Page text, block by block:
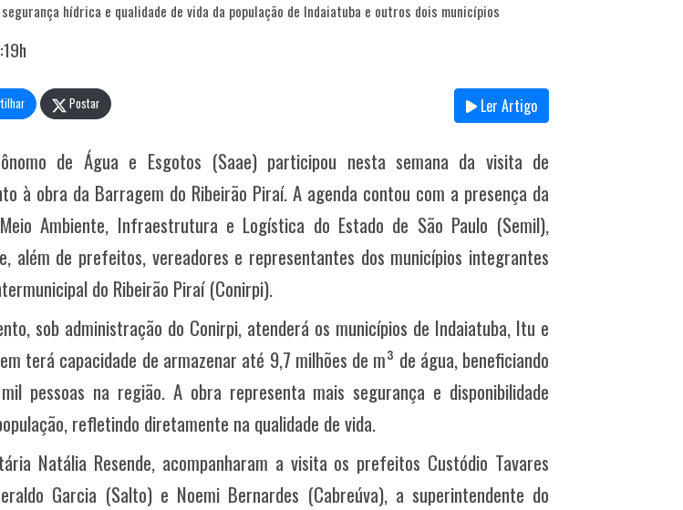
hídrica e qualidade de vida da população de Indaiatuba e outros dois municípios
Postar Ler Artigo
de Água e Esgotos (Saae) participou nesta semana da visita de
à obra da Barragem do Ribeirão Piraí. A agenda contou com a presença da
Ambiente, Infraestrutura e Logística do Estado de São Paulo (Semil),
além de prefeitos, vereadores e representantes dos municípios integrantes
do Ribeirão Piraí (Conirpi).
sob administração do Conirpi, atenderá os municípios de Indaiatuba, Itu e
terá capacidade de armazenar até 9,7 milhões de m³ de água, beneficiando
pessoas na região. A obra representa mais segurança e disponibilidade
refletindo diretamente na qualidade de vida.
Natália Resende, acompanharam a visita os prefeitos Custódio Tavares
Garcia (Salto) e Noemi Bernardes (Cabreúva), a superintendente do